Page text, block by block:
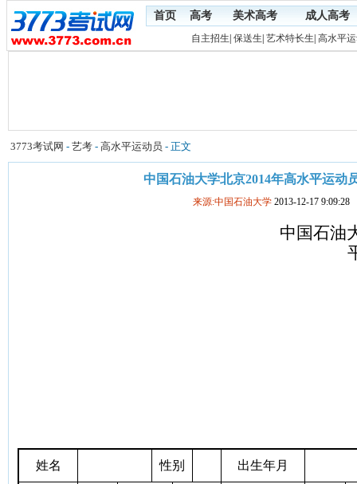
首页 高考 美术高考 成人高考
自主招生 保送生 艺术特长生 高水平
3773考试网 - 艺考 - 高水平运动员 - 正文
中国石油大学北京2014年高水平运动
来源:中国石油大学 2013-12-17 9:09:28
中国石油
姓名 性别 出生年月